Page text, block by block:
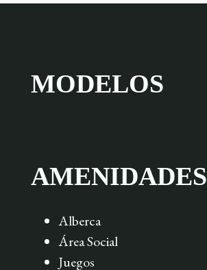
MODELOS
AMENIDADES
Alberca
Área Social
Juegos